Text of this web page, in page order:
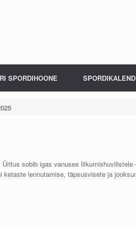
SPORDIHOONE
sobib igas vanuses
lennutamise, täpsusvisete ja